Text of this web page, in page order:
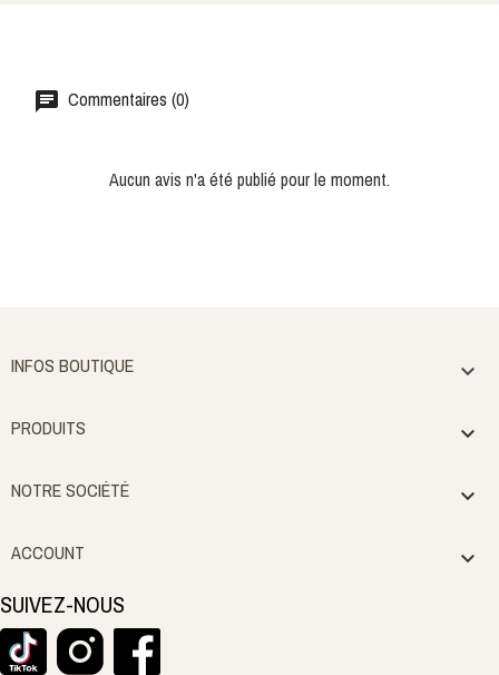
Commentaires (0)
Aucun avis n'a été publié pour le moment.
INFOS BOUTIQUE 
PRODUITS 
NOTRE SOCIÉTÉ 
ACCOUNT 
SUIVEZ-NOUS